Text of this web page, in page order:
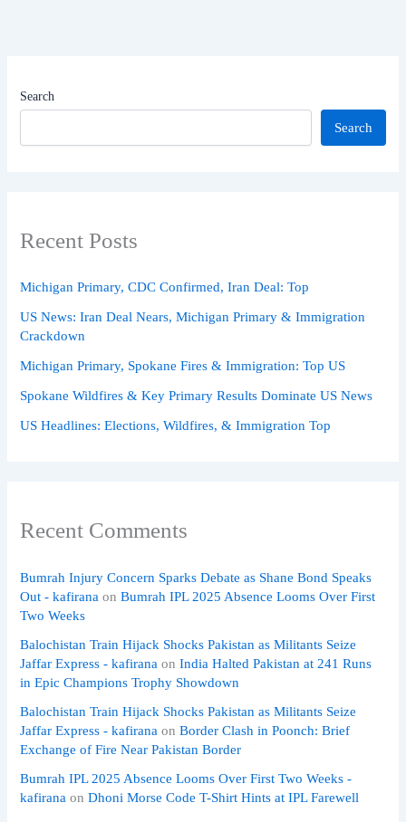
Search
Search
Recent Posts
Michigan Primary, CDC Confirmed, Iran Deal: Top
US News: Iran Deal Nears, Michigan Primary & Immigration
Crackdown
Michigan Primary, Spokane Fires & Immigration: Top US
Spokane Wildfires & Key Primary Results Dominate US News
US Headlines: Elections, Wildfires, & Immigration Top
Recent Comments
Bumrah Injury Concern Sparks Debate as Shane Bond Speaks
Out - kafirana onBumrah IPL 2025 Absence Looms Over First
Two Weeks
Balochistan Train Hijack Shocks Pakistan as Militants Seize
Jaffar Express - kafirana onIndia Halted Pakistan at 241 Runs
in Epic Champions Trophy Showdown
Balochistan Train Hijack Shocks Pakistan as Militants Seize
Jaffar Express - kafirana onBorder Clash in Poonch: Brief
Exchange of Fire Near Pakistan Border
Bumrah IPL 2025 Absence Looms Over First Two Weeks -
kafirana onDhoni Morse Code T-Shirt Hints at IPL Farewell